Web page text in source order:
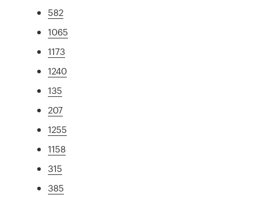
582
1065
1173
1240
135
207
1255
1158
315
385